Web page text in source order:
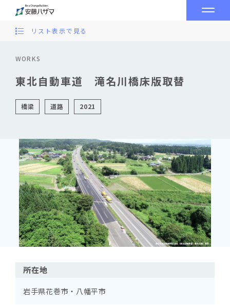
WORKS
東北自動車道 滝名川橋床版取替
橋梁 道路 2021
リスト表示で見る
所在地
岩手県花巻市・八幡平市